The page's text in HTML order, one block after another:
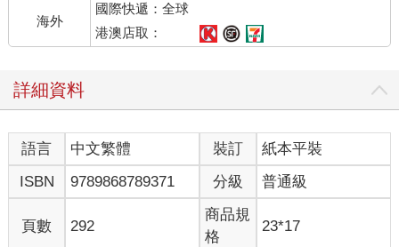
海外
國際快遞：全球
港澳店取：
詳細資料
語言 中文繁體 裝訂
紙本平裝
ISBN
9789868789371 分級 普通級
頁數 292
商品規
格
23*17